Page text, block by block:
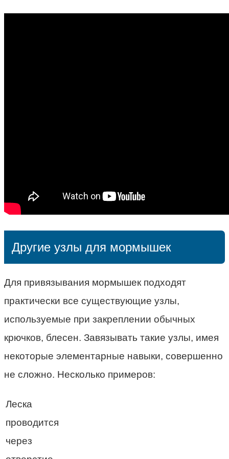
Другие узлы для мормышек
Для привязывания мормышек подходят
практически все существующие узлы,
используемые при закреплении обычных
крючков, блесен. Завязывать такие узлы, имея
некоторые элементарные навыки, совершенно
не сложно. Несколько примеров:
Леска
проводится
через